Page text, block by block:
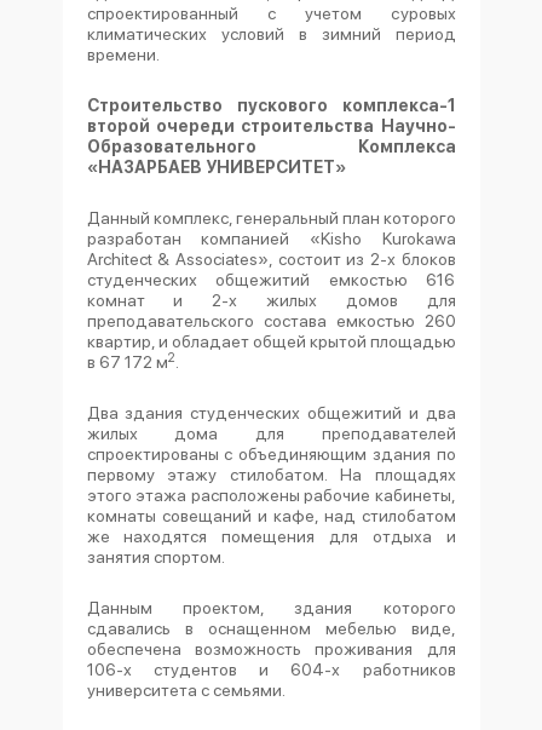
спроектированный с учетом суровых
климатических условий в зимний период
времени.
Строительство пускового комплекса-1
второй очереди строительства
Научно-
Образовательного Комплекса
«НАЗАРБАЕВ УНИВЕРСИТЕТ»
Данный комплекс, генеральный план которого
разработан компанией «Kisho Kurokawa
Architect & Associates», состоит из 2-х блоков
студенческих общежитий емкостью 616
комнат и 2-х жилых домов для
преподавательского состава емкостью 260
квартир, и обладает общей крытой площадью
в 67 172 м2
Два здания студенческих общежитий и два
жилых дома для преподавателей
спроектированы с объединяющим здания по
первому этажу стилобатом. На площадях
этого этажа расположены рабочие кабинеты,
комнаты совещаний и кафе, над стилобатом
же находятся помещения для отдыха и
занятия спортом.
Данным проектом, здания которого
сдавались в оснащенном мебелью виде,
обеспечена возможность проживания для
106-х студентов и 604-х работников
университета с семьями.